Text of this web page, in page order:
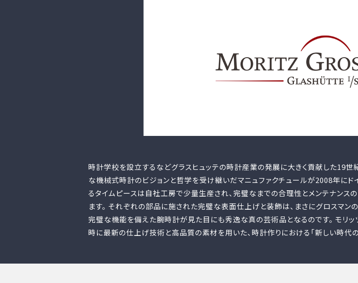
時計学校を設立するなどグラスヒュッテの時計産業の発展に大きく貢献した19世
な機械式時計のビジョンと哲学を受け継いだマニュファクチュールが2008年にド
るタイムピースは自社工房で少量生産され、完璧なまでの合理性とメンテナン
ます。 それぞれの部品に施された完璧な表面仕上げと装飾は、まさにグロスマン
完璧な機能を備えた腕時計が見た目にも秀逸な真の芸術品となるのです。 モリ
時に最新の仕上げ技術と高品質の素材を用いた、時計作りにおける「新しい時代の